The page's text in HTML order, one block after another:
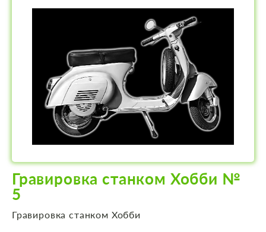
Гравировка станком Хобби №
5
Гравировка станком Хобби